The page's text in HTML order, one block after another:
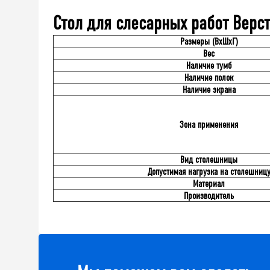
Стол для слесарных работ
Размеры (ВхШхГ)
Вес
Наличие тумб
Наличие полок
Наличие экрана
Зона применения
Вид столешницы
Допустимая нагрузка на столешницу
Материал
Производитель